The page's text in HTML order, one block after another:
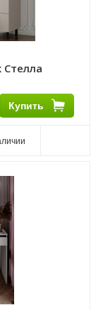
Стелла
Купить